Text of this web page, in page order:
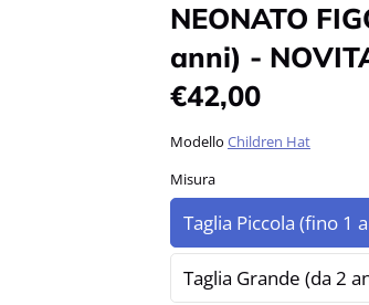
NEONATO
anni) -
€42,00
Modello Children Hat
Misura
Taglia Piccola (fino 1
Taglia Grande (da 2